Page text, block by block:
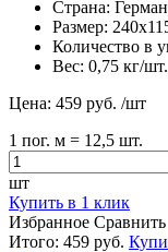
Страна:
Размер:
Количество в
Вес: 0,75 кг/шт.
Цена: 459 руб. /шт
1 пог. м = 12,5 шт.
шт
Купить в 1 клик
Избранное Сравнить
Итого: 459 руб.